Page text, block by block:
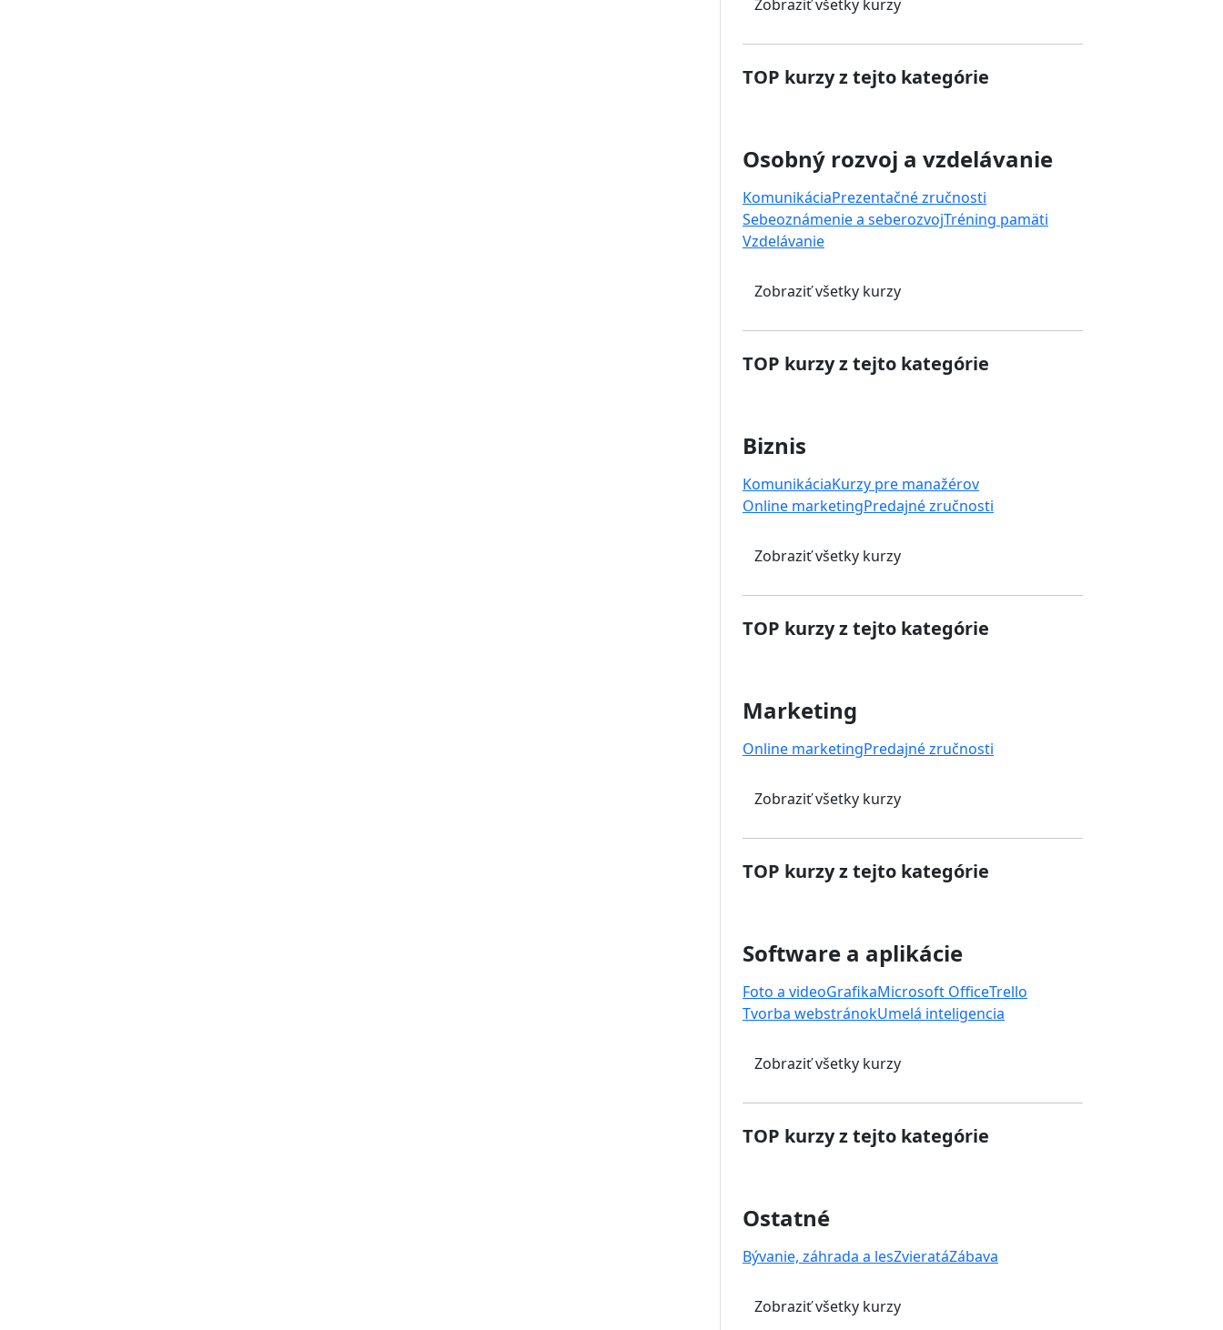
Zobraziť všetky kurzy
TOP kurzy z tejto kategórie
Osobný rozvoj a vzdelávanie
KomunikáciaPrezentačné zručnosti
Sebeoznámenie a seberozvojTréning pamäti
Vzdelávanie
Zobraziť všetky kurzy
TOP kurzy z tejto kategórie
Biznis
KomunikáciaKurzy pre manažérov
Online marketingPredajné zručnosti
Zobraziť všetky kurzy
TOP kurzy z tejto kategórie
Marketing
Online marketingPredajné zručnosti
Zobraziť všetky kurzy
TOP kurzy z tejto kategórie
Software a aplikácie
Foto a videoGrafikaMicrosoft OfficeTrello
Tvorba webstránokUmelá inteligencia
Zobraziť všetky kurzy
TOP kurzy z tejto kategórie
Ostatné
Bývanie, záhrada a lesZvieratáZábava
Zobraziť všetky kurzy